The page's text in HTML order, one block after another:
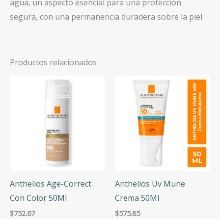
agua, un aspecto esencial para una protección
segura, con una permanencia duradera sobre la piel.
Productos relacionados
Anthelios Age-Correct
Con Color 50Ml
$752.67
Anthelios Uv Mune
Crema 50Ml
$575.85